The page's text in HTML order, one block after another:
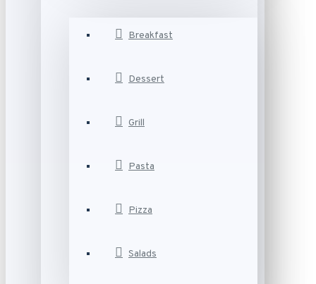
Breakfast
Dessert
Grill
Pasta
Pizza
Salads